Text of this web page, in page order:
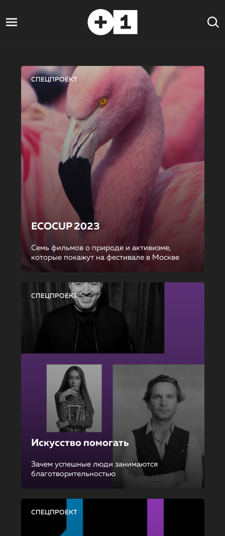
СПЕЦПРОЕКТ
ECOCUP 2023
Семь фильмов о природе и активизме,
которые покажут на фестивале в Москве
СПЕЦПРОЕКТ
Искусство помогать
Зачем успешные люди занимаются
благотворительностью
СПЕЦПРОЕКТ